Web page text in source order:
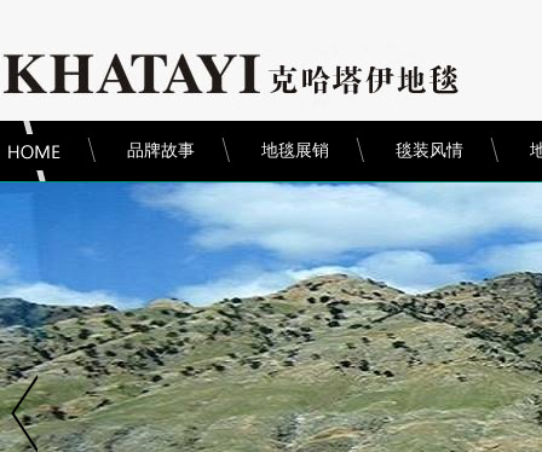
品牌故事 地毯展销 毯装风情